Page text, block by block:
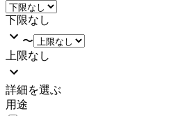
下限なし
〜
上限なし
詳細を選ぶ
用途